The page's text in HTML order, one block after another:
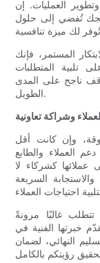
العمليات. إن
تُفضي إلى حلول
المستمر، فإنك
المتطلبات
ناجح على المدى
الطويل.
وشراكة تعاونية
وإن كانت أقل
العملاء والطابع
عملائها كشركاء لا
السريعة
غالبًا مرونةً
خبرتها الفنية في
النهائي، لضمان